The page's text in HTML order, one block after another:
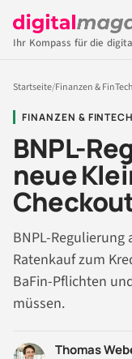
Ihr Kompass für die
Startseite/Finanzen & FinTech
FINANZEN & FINTECH
BNPL-
neue
BNPL-Regulierung
Ratenkauf zum
BaFin-Pflichten
müssen.
Thomas